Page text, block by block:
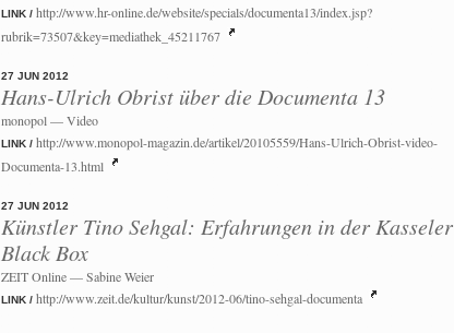
LINK / http://www.hr-online.de/website/specials/documenta13/index.jsp?
rubrik=73507&key=mediathek_45211767
27 JUN 2012
Hans-Ulrich Obrist über die Documenta 13
monopol — Video
LINK / http://www.monopol-magazin.de/artikel/20105559/Hans-Ulrich-Obrist-video-
Documenta-13.html
27 JUN 2012
Künstler Tino Sehgal: Erfahrungen in der Kasseler
Black Box
ZEIT Online — Sabine Weier
LINK / http://www.zeit.de/kultur/kunst/2012-06/tino-sehgal-documenta